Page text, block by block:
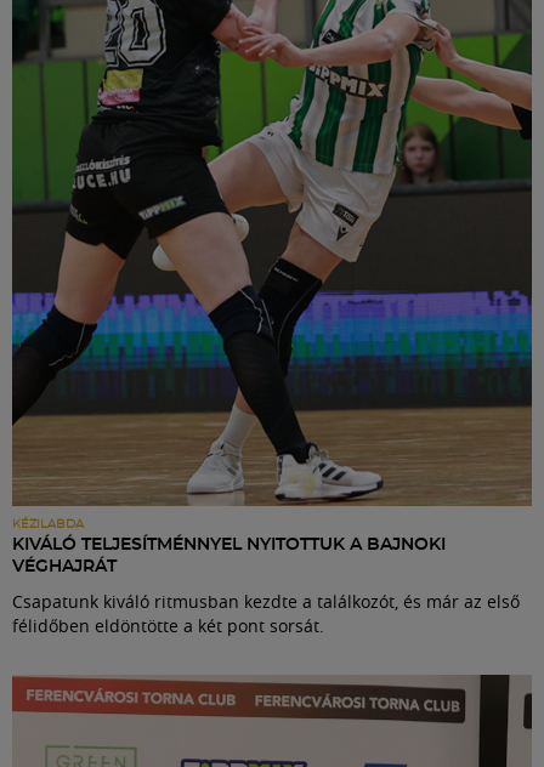
KÉZILABDA
KIVÁLÓ TELJESÍTMÉNNYEL NYITOTTUK A BAJNOKI
VÉGHAJRÁT
Csapatunk kiváló ritmusban kezdte a találkozót, és már az első
félidőben eldöntötte a két pont sorsát.